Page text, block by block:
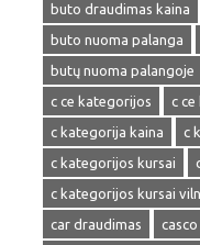
buto draudimas kaina
buto nuoma palanga
butų nuoma palangoje
c ce kategorijos
c
c kategorija kaina
c
c kategorijos kursai
c kategorijos kursai
car draudimas